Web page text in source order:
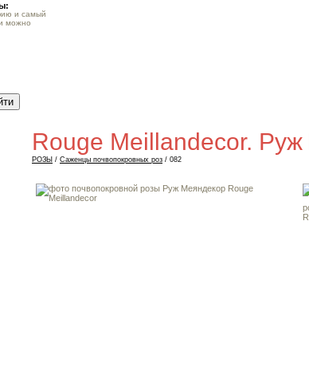
и самый
можно
Rouge Meillandecor.
РОЗЫ / Саженцы почвопокровных роз / 082